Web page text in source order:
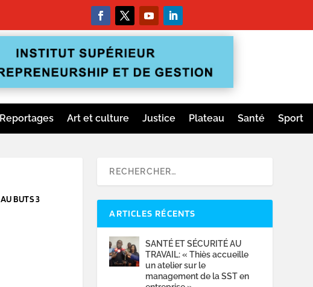
Art et culture Justice Plateau Santé Sport
BUTS 3
ARTICLES RÉCENTS
SANTÉ ET SÉCURITÉ AU
TRAVAIL: « Thiès accueille
un atelier sur le
management de la SST en